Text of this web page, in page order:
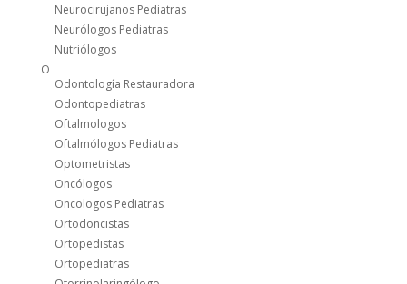
Neurocirujanos Pediatras
Neurólogos Pediatras
Nutriólogos
O
Odontología Restauradora
Odontopediatras
Oftalmologos
Oftalmólogos Pediatras
Optometristas
Oncólogos
Oncologos Pediatras
Ortodoncistas
Ortopedistas
Ortopediatras